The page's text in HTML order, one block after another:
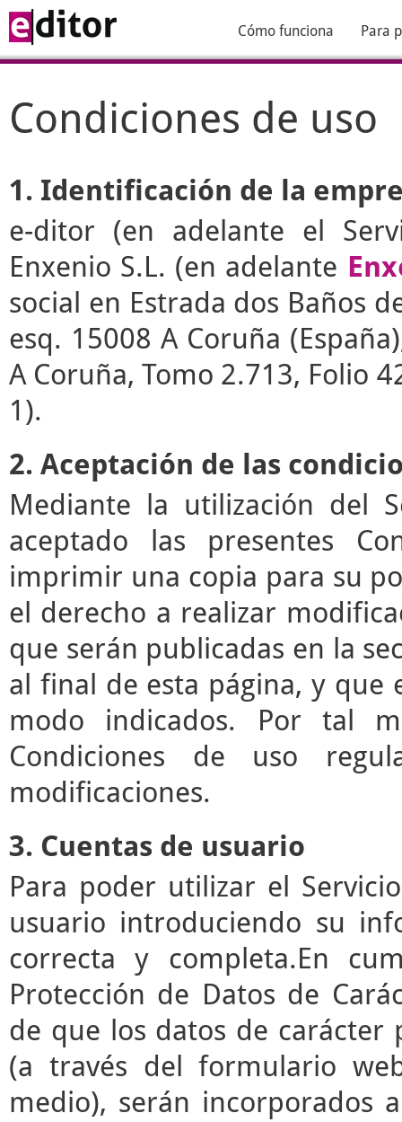
Cómo funciona Para
Condiciones de uso
1. Identificación de la
e-ditor (en adelante el
Enxenio S.L. (en adelante
social en Estrada dos Baños
esq. 15008 A Coruña
A Coruña, Tomo 2.713, Folio
1).
2. Aceptación de las
Mediante la utilización del
aceptado las presentes
imprimir una copia para su
el derecho a realizar
que serán publicadas en la
al final de esta página, y que
modo indicados. Por tal
Condiciones de uso
modificaciones.
3. Cuentas de usuario
Para poder utilizar el
usuario introduciendo su
correcta y completa.En
Protección de Datos de
de que los datos de carácter
(a través del formulario
medio), serán incorporados